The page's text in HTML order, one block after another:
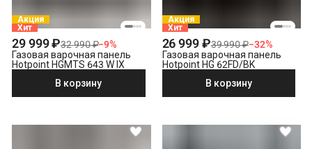
Акция
Хит
29 999 ₽32 990 ₽−9%
Газовая варочная панель
Hotpoint HGMTS 643 W IX
В корзину
Акция
Хит
26 999 ₽39 990 ₽−32%
Газовая варочная панель
Hotpoint HG 62FD/BK
В корзину